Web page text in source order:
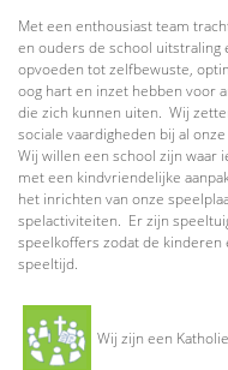
Met een enthousiast team
en ouders de school
opvoeden tot zelfbewuste,
oog hart en inzet hebben voor
die zich kunnen uiten. Wij
sociale vaardigheden bij al
Wij willen een school zijn waar
met een kindvriendelijke
het inrichten van onze
spelactiviteiten. Er zijn
speelkoffers zodat de
speeltijd.
Wij zijn een